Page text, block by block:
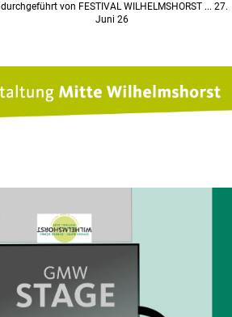
durchgeführt von FESTIVAL WILHELMSHORST ... 27.
Juni 26